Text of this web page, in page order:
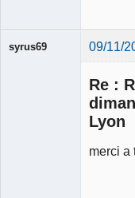
syrus69 09/11/
Re :
Lyon
merci a